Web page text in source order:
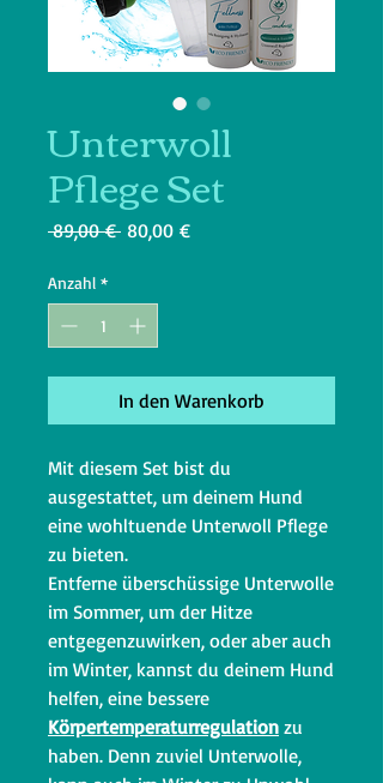
Unterwoll
Pflege Set
89,00 € Standardpreis
80,00 €Sale-
Anzahl *
In den Warenkorb
Mit diesem Set bist du
ausgestattet, um deinem Hund
eine wohltuende Unterwoll Pflege
zu bieten.
Entferne überschüssige Unterwolle
im Sommer, um der Hitze
entgegenzuwirken, oder aber auch
im Winter, kannst du deinem Hund
helfen, eine bessere
Körpertemperaturregulation zu
haben. Denn zuviel Unterwolle,